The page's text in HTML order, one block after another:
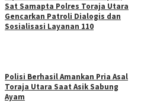
Sat Samapta Polres Toraja Utara
Gencarkan Patroli Dialogis dan
Sosialisasi Layanan 110
Polisi Berhasil Amankan Pria Asal
Toraja Utara Saat Asik Sabung
Ayam